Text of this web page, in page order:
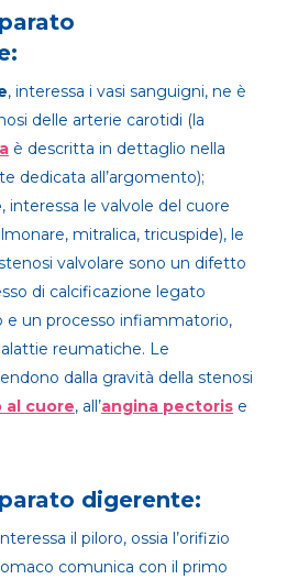
, interessa i vasi sanguigni, ne è
delle arterie carotidi (la
è descritta in dettaglio nella
dedicata all’argomento);
, interessa le valvole del cuore
mitralica, tricuspide), le
valvolare sono un difetto
di calcificazione legato
e un processo infiammatorio,
reumatiche. Le
dalla gravità della stenosi
al cuore, all’angina pectoris e
digerente:
il piloro, ossia l’orifizio
comunica con il primo